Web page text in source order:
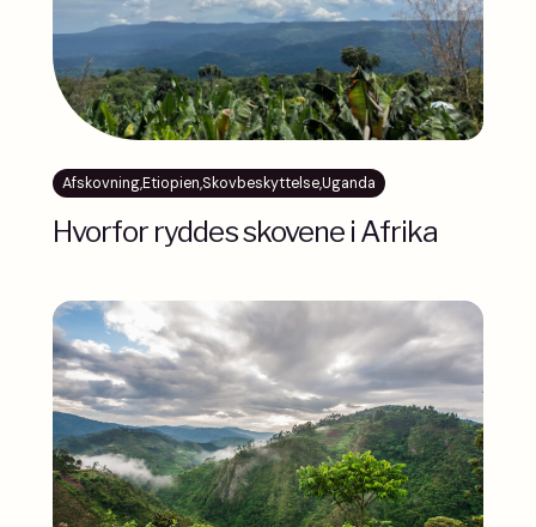
Afskovning,Etiopien,Skovbeskyttelse,Uganda
Hvorfor ryddes skovene i Afrika